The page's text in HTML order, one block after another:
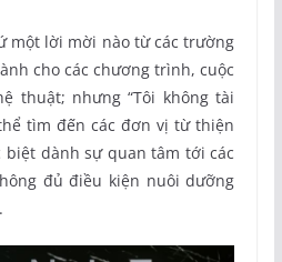
một lời mời nào từ các trường
cho các chương trình, cuộc
thuật; nhưng “Tôi không tài
tìm đến các đơn vị từ thiện
biệt dành sự quan tâm tới các
đủ điều kiện nuôi dưỡng